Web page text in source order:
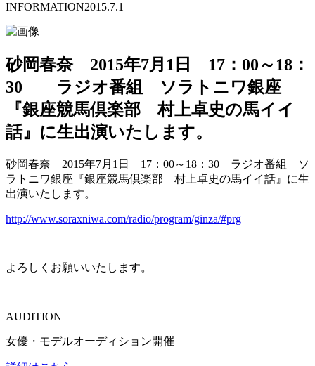
INFORMATION2015.7.1
砂岡春奈 2015年7月1日 17：00～18：
30 ラジオ番組 ソラトニワ銀座
『銀座競馬倶楽部 村上卓史の馬イイ
話』に生出演いたします。
砂岡春奈 2015年7月1日 17：00～18：30 ラジオ番組 ソ
ラトニワ銀座『銀座競馬倶楽部 村上卓史の馬イイ話』に生
出演いたします。
http://www.soraxniwa.com/radio/program/ginza/#prg
よろしくお願いいたします。
AUDITION
女優・モデルオーディション開催